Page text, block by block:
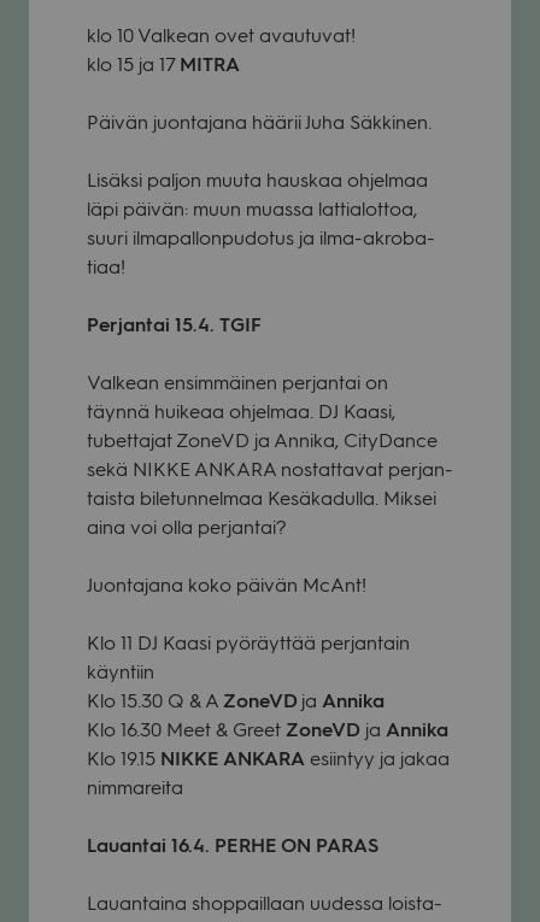
klo 10 Val­kean ovet avau­tu­vat!
klo 15 ja 17 MITRA
Päi­vän juon­ta­jana hää­rii Juha Säk­ki­nen.
Lisäksi pal­jon muuta haus­kaa ohjel­maa
läpi päi­vän: muun muassa lat­tia­lot­toa,
suuri ilma­pal­lon­pu­do­tus ja ilma-akro­ba­
tiaa!
Per­jan­tai 15.4. TGIF
Val­kean ensim­mäi­nen per­jan­tai on
täynnä hui­keaa ohjel­maa. DJ Kaasi,
tubet­ta­jat ZoneVD ja Annika, City­Dance
sekä NIKKE ANKARA nos­tat­ta­vat per­jan­
taista bile­tun­nel­maa Kesä­ka­dulla. Mik­sei
aina voi olla per­jan­tai?
Juon­ta­jana koko päi­vän McAnt!
Klo 11 DJ Kaasi pyö­räyt­tää per­jan­tain
käyn­tiin
Klo 15.30 Q & A ZoneVD ja Annika
Klo 16.30 Meet & Greet ZoneVD ja Annika
Klo 19.15 NIKKE ANKARA esiin­tyy ja jakaa
nim­ma­reita
Lau­an­tai 16.4. PERHE ON PARAS
Lau­an­taina shop­pail­laan uudessa lois­ta­